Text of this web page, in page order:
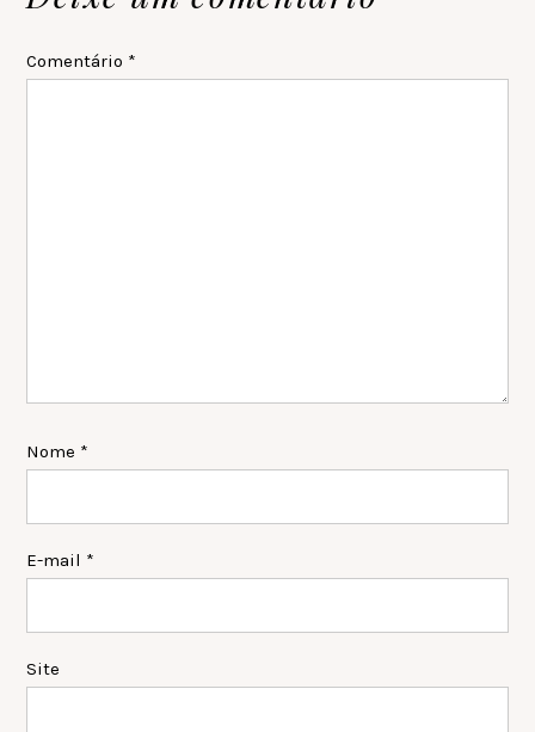
Interactions
Comentário *
Nome *
E-mail *
Site